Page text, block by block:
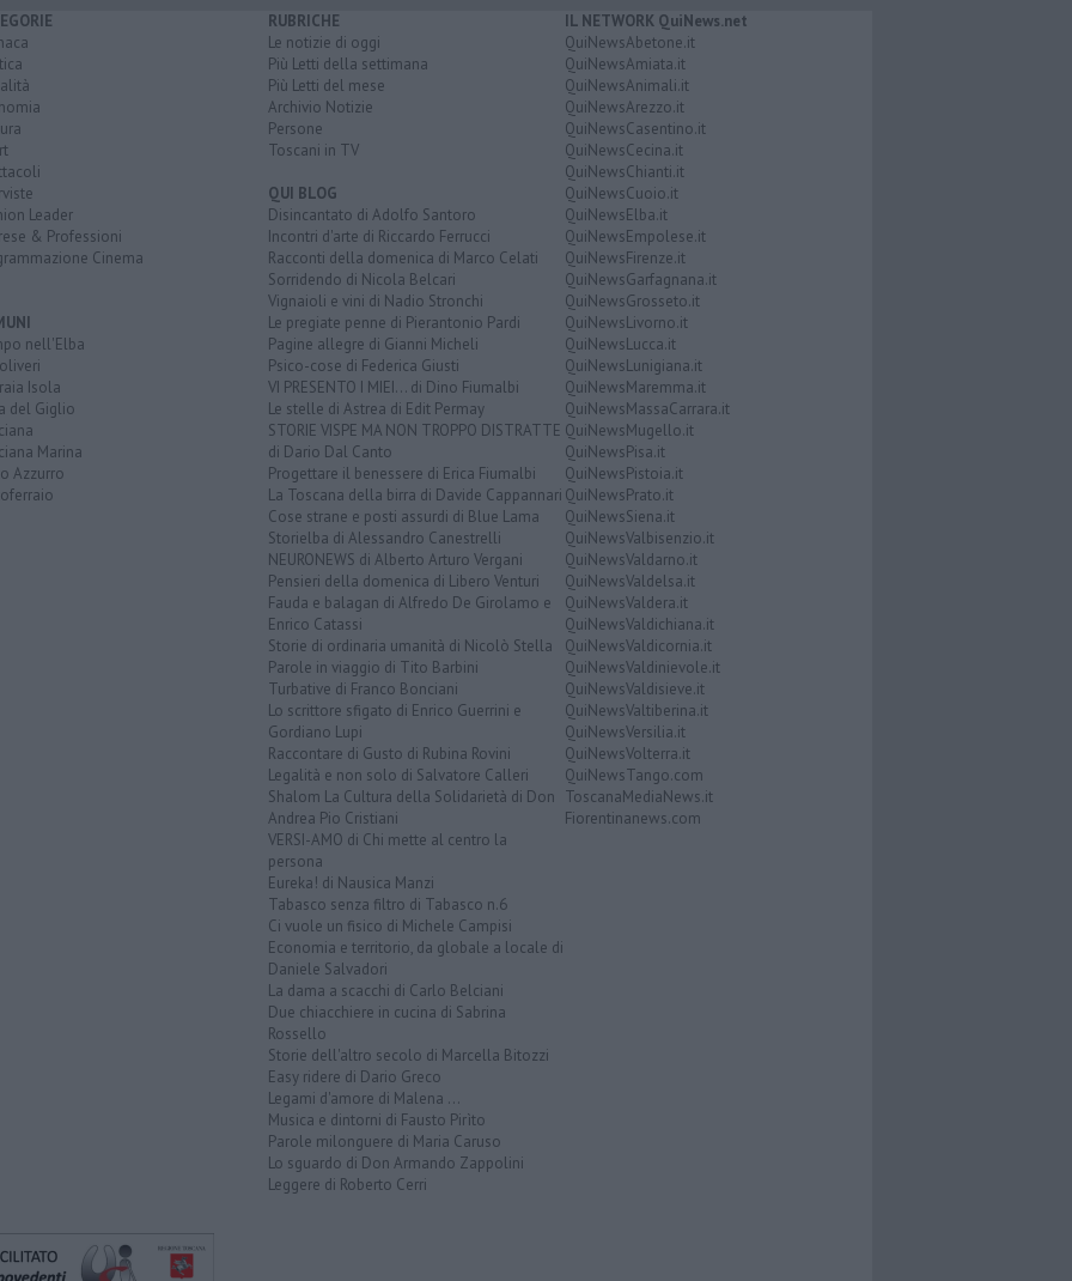
Leader
& Professioni
Cinema
nell'Elba
Isola
del Giglio
Marina
Azzurro
RUBRICHE
Le notizie di oggi
Più Letti della settimana
Più Letti del mese
Archivio Notizie
Persone
Toscani in TV
QUI BLOG
Disincantato di Adolfo Santoro
Incontri d'arte di Riccardo Ferrucci
Racconti della domenica di Marco Celati
Sorridendo di Nicola Belcari
Vignaioli e vini di Nadio Stronchi
Le pregiate penne di Pierantonio Pardi
Pagine allegre di Gianni Micheli
Psico-cose di Federica Giusti
VI PRESENTO I MIEI... di Dino Fiumalbi
Le stelle di Astrea di Edit Permay
STORIE VISPE MA NON TROPPO DISTRATTE
di Dario Dal Canto
Progettare il benessere di Erica Fiumalbi
La Toscana della birra di Davide Cappannari
Cose strane e posti assurdi di Blue Lama
Storielba di Alessandro Canestrelli
NEURONEWS di Alberto Arturo Vergani
Pensieri della domenica di Libero Venturi
Fauda e balagan di Alfredo De Girolamo e
Enrico Catassi
Storie di ordinaria umanità di Nicolò Stella
Parole in viaggio di Tito Barbini
Turbative di Franco Bonciani
Lo scrittore sfigato di Enrico Guerrini e
Gordiano Lupi
Raccontare di Gusto di Rubina Rovini
Legalità e non solo di Salvatore Calleri
Shalom La Cultura della Solidarietà di Don
Andrea Pio Cristiani
VERSI-AMO di Chi mette al centro la
persona
Eureka! di Nausica Manzi
Tabasco senza filtro di Tabasco n.6
Ci vuole un fisico di Michele Campisi
Economia e territorio, da globale a locale di
Daniele Salvadori
La dama a scacchi di Carlo Belciani
Due chiacchiere in cucina di Sabrina
Rossello
Storie dell'altro secolo di Marcella Bitozzi
Easy ridere di Dario Greco
Legami d'amore di Malena ...
Musica e dintorni di Fausto Pirìto
Parole milonguere di Maria Caruso
Lo sguardo di Don Armando Zappolini
Leggere di Roberto Cerri
IL NETWORK QuiNews.net
QuiNewsAbetone.it
QuiNewsAmiata.it
QuiNewsAnimali.it
QuiNewsArezzo.it
QuiNewsCasentino.it
QuiNewsCecina.it
QuiNewsChianti.it
QuiNewsCuoio.it
QuiNewsElba.it
QuiNewsEmpolese.it
QuiNewsFirenze.it
QuiNewsGarfagnana.it
QuiNewsGrosseto.it
QuiNewsLivorno.it
QuiNewsLucca.it
QuiNewsLunigiana.it
QuiNewsMaremma.it
QuiNewsMassaCarrara.it
QuiNewsMugello.it
QuiNewsPisa.it
QuiNewsPistoia.it
QuiNewsPrato.it
QuiNewsSiena.it
QuiNewsValbisenzio.it
QuiNewsValdarno.it
QuiNewsValdelsa.it
QuiNewsValdera.it
QuiNewsValdichiana.it
QuiNewsValdicornia.it
QuiNewsValdinievole.it
QuiNewsValdisieve.it
QuiNewsValtiberina.it
QuiNewsVersilia.it
QuiNewsVolterra.it
QuiNewsTango.com
ToscanaMediaNews.it
Fiorentinanews.com